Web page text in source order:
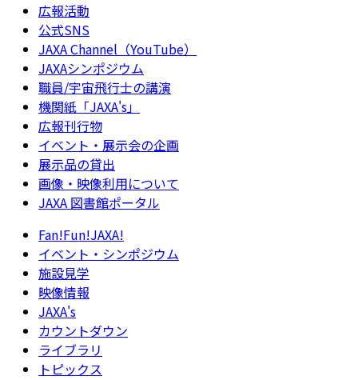
広報活動
公式SNS
JAXA Channel（YouTube）
JAXAシンポジウム
職員/宇宙飛行士の講演
機関紙「JAXA's」
広報刊行物
イベント・展示会の企画
展示品の貸出
画像・映像利用について
JAXA 図書館ポータル
Fan!Fun!JAXA!
イベント・シンポジウム
施設見学
映像情報
JAXA's
カウントダウン
ライブラリ
トピックス